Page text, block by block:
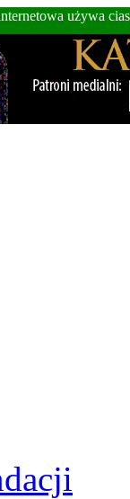
używa